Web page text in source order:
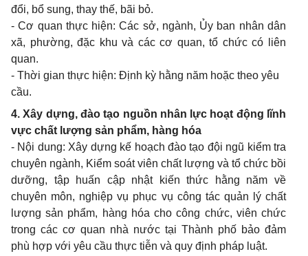
đổi, bổ sung, thay thế, bãi bỏ.
- Cơ quan thực hiện: Các sở, ngành, Ủy ban nhân dân
xã, phường, đặc khu và các cơ quan, tổ chức có liên
quan.
- Thời gian thực hiện: Định kỳ hằng năm hoặc theo yêu
cầu.
4. Xây dựng, đào tạo nguồn nhân lực hoạt động lĩnh
vực chất lượng sản phẩm, hàng hóa
- Nội dung: Xây dựng kế hoạch đào tạo đội ngũ kiểm tra
chuyên ngành, Kiểm soát viên chất lượng và tổ chức bồi
dưỡng, tập huấn cập nhật kiến thức hằng năm về
chuyên môn, nghiệp vụ phục vụ công tác quản lý chất
lượng sản phẩm, hàng hóa cho công chức, viên chức
trong các cơ quan nhà nước tại Thành phố bảo đảm
phù hợp với yêu cầu thực tiễn và quy định pháp luật.